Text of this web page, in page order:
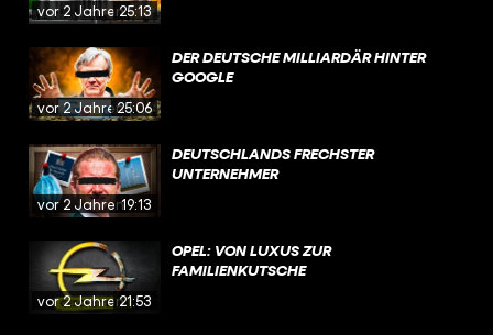
vor 2 Jahren25:13
vor 2 Jahren25:06
DER DEUTSCHE MILLIARDÄR HINTER
GOOGLE
vor 2 Jahren19:13
DEUTSCHLANDS FRECHSTER
UNTERNEHMER
vor 2 Jahren21:53
OPEL: VON LUXUS ZUR
FAMILIENKUTSCHE